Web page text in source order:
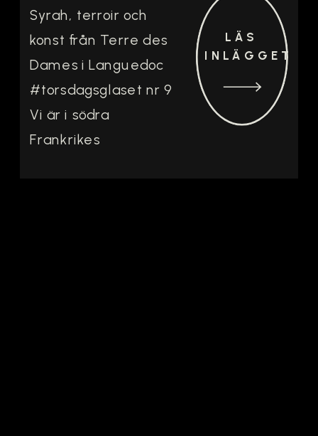
Syrah, terroir och
konst från Terre des
Dames i Languedoc
#torsdagsglaset nr 9
Vi är i södra
Frankrikes
LÄS
INLÄGGET